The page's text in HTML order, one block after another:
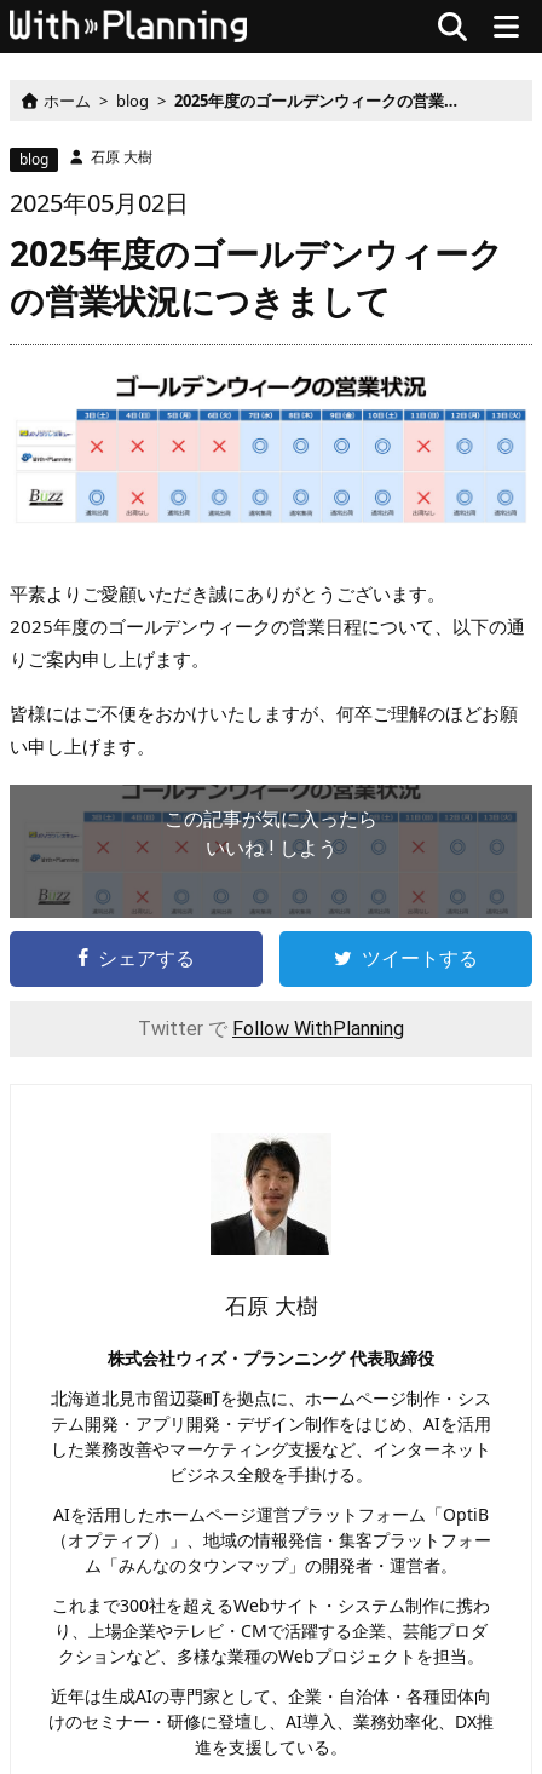
ホーム > blog > 2025年度のゴールデンウィークの営業状況につきまして
blog 石原 大樹
2025年05月02日
2025年度のゴールデンウィーク
の営業状況につきまして
平素よりご愛顧いただき誠にありがとうございます。
2025年度のゴールデンウィークの営業日程について、以下の通
りご案内申し上げます。
皆様にはご不便をおかけいたしますが、何卒ご理解のほどお願
い申し上げます。
この記事が気に入ったら
いいね ! しよう
シェアする ツイートする
Twitter で Follow WithPlanning
石原 大樹
株式会社ウィズ・プランニング 代表取締役
北海道北見市留辺蘂町を拠点に、ホームページ制作・シス
テム開発・アプリ開発・デザイン制作をはじめ、AIを活用
した業務改善やマーケティング支援など、インターネット
ビジネス全般を手掛ける。
AIを活用したホームページ運営プラットフォーム「OptiB
（オプティブ）」、地域の情報発信・集客プラットフォー
ム「みんなのタウンマップ」の開発者・運営者。
これまで300社を超えるWebサイト・システム制作に携わ
り、上場企業やテレビ・CMで活躍する企業、芸能プロダ
クションなど、多様な業種のWebプロジェクトを担当。
近年は生成AIの専門家として、企業・自治体・各種団体向
けのセミナー・研修に登壇し、AI導入、業務効率化、DX推
進を支援している。